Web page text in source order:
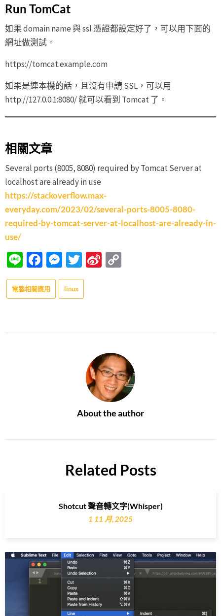
Run TomCat
如果 domain name 與 ssl 憑證都設定好了，可以用下面的
網址做測試。
https://tomcat.example.com
如果是連本機的話，且沒有申請 SSL，可以用
http://127.0.0.1:8080/ 就可以看到 Tomcat 了。
相關文章
Several ports (8005, 8080) required by Tomcat Server at
localhost are already in use
https://stackoverflow.max-
everyday.com/2023/02/several-ports-8005-8080-
required-by-tomcat-server-at-localhost-are-already-in-
use/
LineFacebook
Messenger
Twitter
Sina
電腦相關應用 linux
About the author
Related Posts
Shotcut 聲音轉文字(Whisper)
1 11 月, 2025